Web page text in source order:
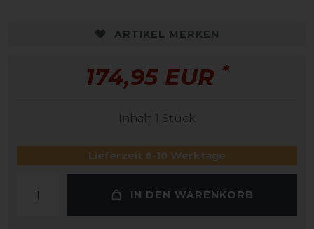
ARTIKEL MERKEN
174,95 EUR *
Inhalt 1 Stück
Lieferzeit 6-10 Werktage
IN DEN WARENKORB